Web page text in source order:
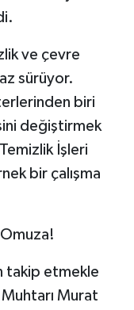
ve çevre
sürüyor.
biri
değiştirmek
İşleri
bir çalışma
takip etmekle
Murat